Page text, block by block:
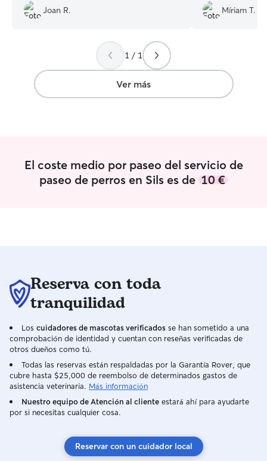
Joan R.
familia y venía
recomendamos
Míriam T.
1 / 1
Ver más
El coste medio por paseo del servicio de
paseo de perros en Sils es de 10 €
Reserva con toda
tranquilidad
Los cuidadores de mascotas verificados se han sometido a una
comprobación de identidad y cuentan con reseñas verificadas de
otros dueños como tú.
Todas las reservas están respaldadas por la Garantía Rover, que
cubre hasta $25,000 de reembolso de determinados gastos de
asistencia veterinaria. Más información
Nuestro equipo de Atención al cliente estará ahí para ayudarte
por si necesitas cualquier cosa.
Reservar con un cuidador local